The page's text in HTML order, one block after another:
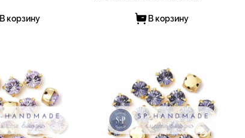
В корзину В корзину